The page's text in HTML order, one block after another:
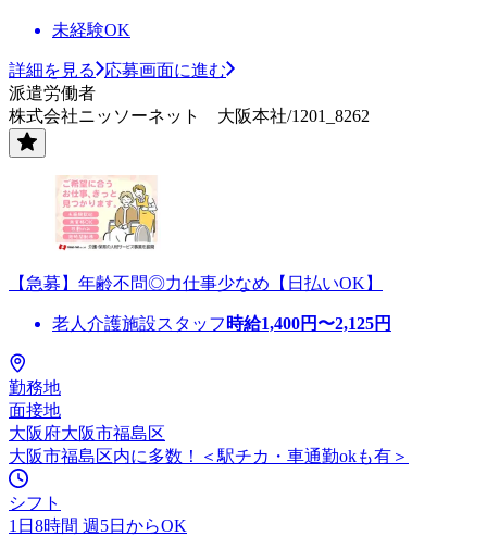
未経験OK
詳細を見る
応募画面に進む
派遣労働者
株式会社ニッソーネット 大阪本社/1201_8262
【急募】年齢不問◎力仕事少なめ【日払いOK】
老人介護施設スタッフ 時給1,400円〜2,125円
勤務地
面接地
大阪府大阪市福島区
大阪市福島区内に多数！＜駅チカ・車通勤okも有＞
シフト
1日8時間 週5日からOK